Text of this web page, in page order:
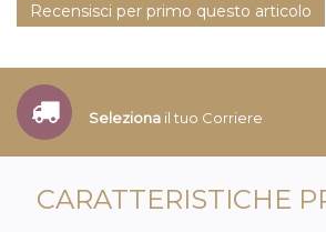
Recensisci per primo questo articolo
Seleziona il tuo Corriere
CARATTERISTICHE